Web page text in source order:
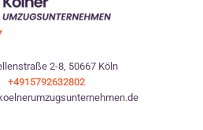
2-8, 50667 Köln
+4915792632802